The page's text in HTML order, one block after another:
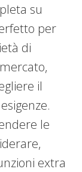
su
per
di
il
le
extra